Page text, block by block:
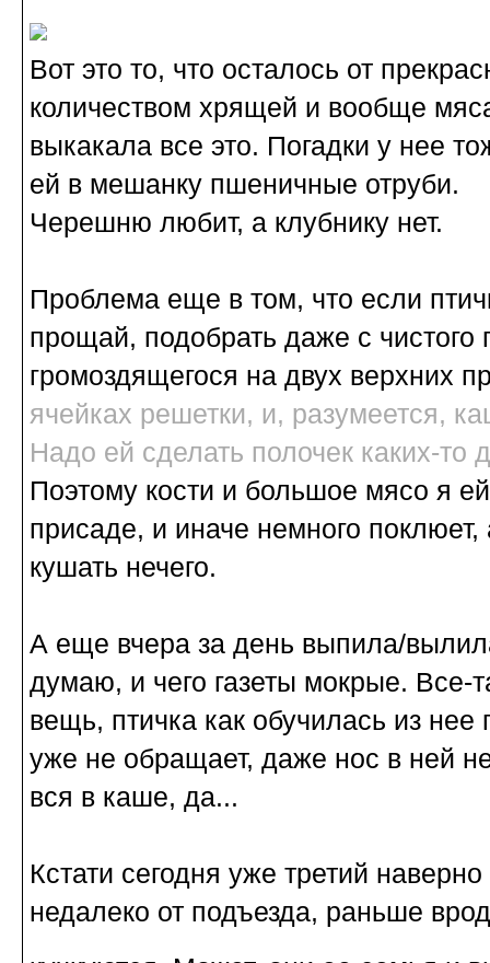
Вот это то, что осталось от
количеством хрящей и вообще
выкакала все это. Погадки у нее
ей в мешанку пшеничные отруби.
Черешню любит, а клубнику нет.
Проблема еще в том, что если
прощай, подобрать даже с чистого
громоздящегося на двух верхних
ячейках решетки, и, разумеется,
Надо ей сделать полочек каких-то
Поэтому кости и большое мясо я
присаде, и иначе немного
кушать нечего.
А еще вчера за день выпила/
думаю, и чего газеты мокрые. Все-
вещь, птичка как обучилась из
уже не обращает, даже нос в ней
вся в каше, да...
Кстати сегодня уже третий
недалеко от подъезда, раньше